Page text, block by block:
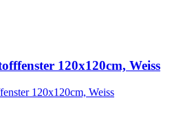
120x120cm, Weiss